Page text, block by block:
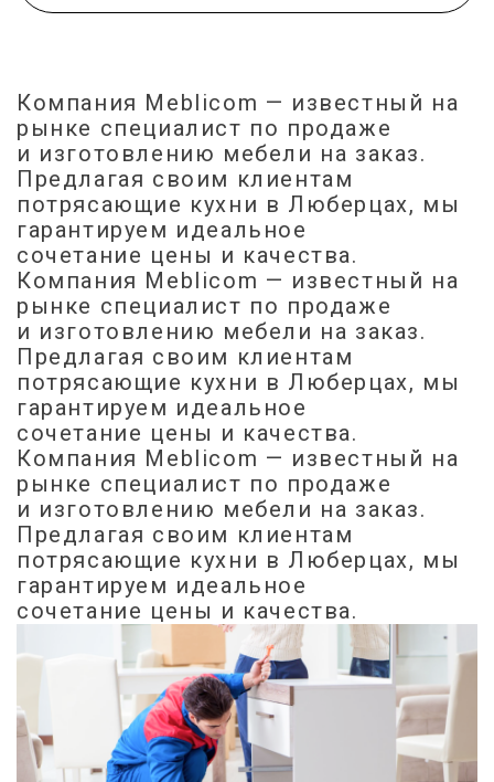
Параллельная (двухрядная)
Круговая
Пластик/Пленка AGT
МДФ эмаль
Массив
Холодильник
Мойка с краном
Бутылочница
Гардеробная
Прихожая
МДФ крашенный
МДФ-AGT/Alvic
Фотопечать
Корзины для обуви
Встроенные гладильные доски
Подсветка
Компания Meblicom — известный на
рынке специалист по продаже
и изготовлению мебели на заказ.
Предлагая своим клиентам
потрясающие кухни в Люберцах, мы
гарантируем идеальное
сочетание цены и качества.
Компания Meblicom — известный на
рынке специалист по продаже
и изготовлению мебели на заказ.
Предлагая своим клиентам
потрясающие кухни в Люберцах, мы
гарантируем идеальное
сочетание цены и качества.
Компания Meblicom — известный на
рынке специалист по продаже
и изготовлению мебели на заказ.
Предлагая своим клиентам
потрясающие кухни в Люберцах, мы
гарантируем идеальное
сочетание цены и качества.